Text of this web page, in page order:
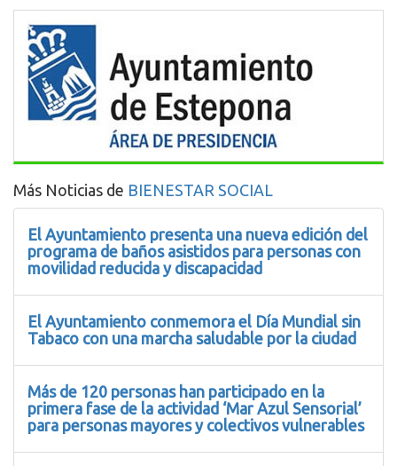
Más Noticias de BIENESTAR SOCIAL
El Ayuntamiento presenta una nueva edición del
programa de baños asistidos para personas con
movilidad reducida y discapacidad
El Ayuntamiento conmemora el Día Mundial sin
Tabaco con una marcha saludable por la ciudad
Más de 120 personas han participado en la
primera fase de la actividad ‘Mar Azul Sensorial’
para personas mayores y colectivos vulnerables